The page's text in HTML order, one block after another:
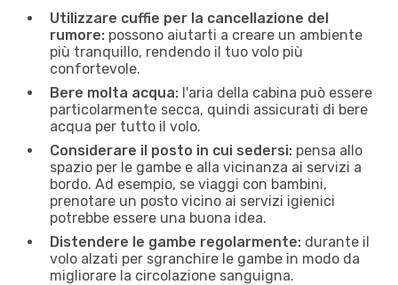
Utilizzare cuffie per la cancellazione del
rumore: possono aiutarti a creare un ambiente
più tranquillo, rendendo il tuo volo più
confortevole.
Bere molta acqua: l'aria della cabina può essere
particolarmente secca, quindi assicurati di bere
acqua per tutto il volo.
Considerare il posto in cui sedersi: pensa allo
spazio per le gambe e alla vicinanza ai servizi a
bordo. Ad esempio, se viaggi con bambini,
prenotare un posto vicino ai servizi igienici
potrebbe essere una buona idea.
Distendere le gambe regolarmente: durante il
volo alzati per sgranchire le gambe in modo da
migliorare la circolazione sanguigna.